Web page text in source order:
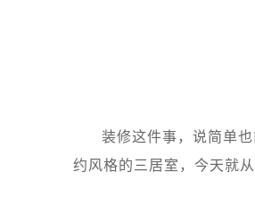
装修这件事，说简单
约风格的三居室，今天就